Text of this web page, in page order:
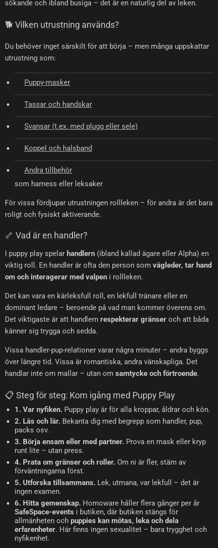
sökande och ibland busiga – det är en naturlig del av leken.
🐕 Vilken utrustning används?
Du behöver inget särskilt för att börja – men många uppskattar
utrustning som:
Puppy-masker
Tassar och handskar
Svansar (t.ex. med plugg eller sele)
Koppel och halsband
Andra tillbehör
som harness eller leksaker
För vissa fördjupar utrustningen rollleken – för andra är det bara
roligt och fysiskt aktiverande.
🦴 Vad är en handler?
I puppy play spelar handlern (ibland kallad ägare eller Alpha) en
viktig roll. En handler är ofta den person som vägleder, tar hand
om och interagerar med valpen i rollleken.
Det kan vara en kärleksfull roll, en lekfull tränare eller en
dominant ledare – beroende på vad man kommer överens om.
Det viktigaste är att handlern respekterar gränser och att båda
känner sig trygga och sedda.
Vissa handler-pup-relationer varar några minuter – andra byggs
över längre tid. Vissa är romantiska, andra vänskapliga. Det
handlar inte om mallar – utan om samtycke och förtroende.
📋 Steg för steg: Kom igång med Puppy Play
1. Var nyfiken. Puppy play är för alla kroppar, åldrar och kön.
2. Läs och lär. Bekanta dig med begrepp som handler, pup,
packs osv.
3. Börja ensam eller med partner. Prova en mask eller kryp
runt lite – utan press.
4. Prata om gränser och roller. Om ni är fler, stäm av
förväntningarna först.
5. Utforska tillsammans. Lek, utmana, var lekfull – det är
ingen examen.
6. Hitta gemenskap. Homoware håller flera gånger per år
SafeSpace-events i butiken, där butiken stängs för
allmänheten och puppies kan mötas, leka och dela
erfarenheter. Här finns ingen sexualitet – bara trygghet och
nyfikenhet.